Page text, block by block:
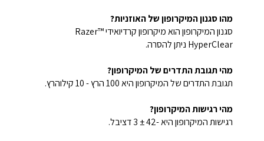
מהו סגנון המיקרופון של האוזניות?
סגנון המיקרופון הוא מיקרופון קרדיואידי Razer™
HyperClear ניתן להסרה.
מהי תגובת התדרים של המיקרופון?
תגובת התדרים של המיקרופון היא 100 הרץ - 10 קילוהרץ.
מהי רגישות המיקרופון?
רגישות המיקרופון היא -42 ± 3 דציבל.